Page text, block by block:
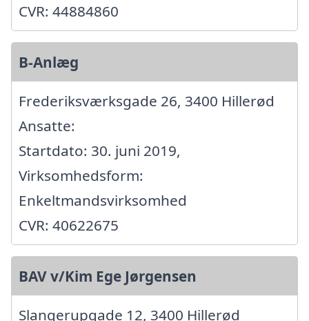
CVR: 44884860
B-Anlæg
Frederiksværksgade 26, 3400 Hillerød
Ansatte:
Startdato: 30. juni 2019,
Virksomhedsform:
Enkeltmandsvirksomhed
CVR: 40622675
BAV v/Kim Ege Jørgensen
Slangerupgade 12, 3400 Hillerød